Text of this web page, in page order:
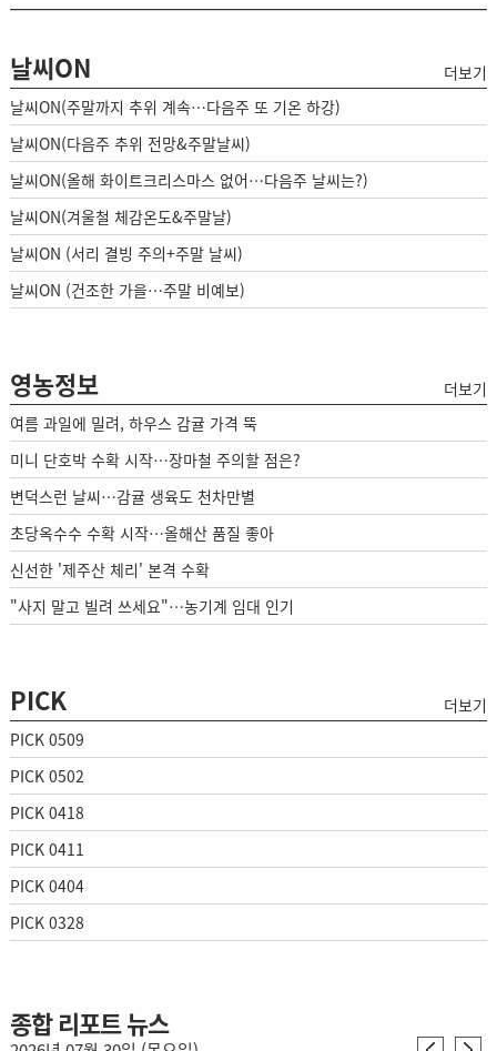
날씨ON
더보기
날씨ON(주말까지 추위 계속…다음주 또 기온 하강)
날씨ON(다음주 추위 전망&주말날씨)
날씨ON(올해 화이트크리스마스 없어…다음주 날씨는?)
날씨ON(겨울철 체감온도&주말날)
날씨ON (서리 결빙 주의+주말 날씨)
날씨ON (건조한 가을…주말 비예보)
영농정보
더보기
여름 과일에 밀려, 하우스 감귤 가격 뚝
미니 단호박 수확 시작…장마철 주의할 점은?
변덕스런 날씨…감귤 생육도 천차만별
초당옥수수 수확 시작…올해산 품질 좋아
신선한 '제주산 체리' 본격 수확
"사지 말고 빌려 쓰세요"…농기계 임대 인기
PICK
더보기
PICK 0509
PICK 0502
PICK 0418
PICK 0411
PICK 0404
PICK 0328
종합 리포트 뉴스